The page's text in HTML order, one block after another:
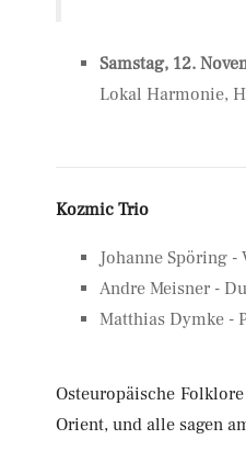
Samstag, 12.
Lokal Harmonie,
Kozmic Trio
Johanne Spöring -
Andre Meisner -
Matthias Dymke -
Osteuropäische
Orient, und alle sagen